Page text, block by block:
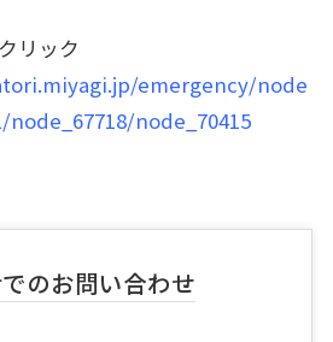
リック
emergency/node
node_67718/node_70415
のお問い合わせ